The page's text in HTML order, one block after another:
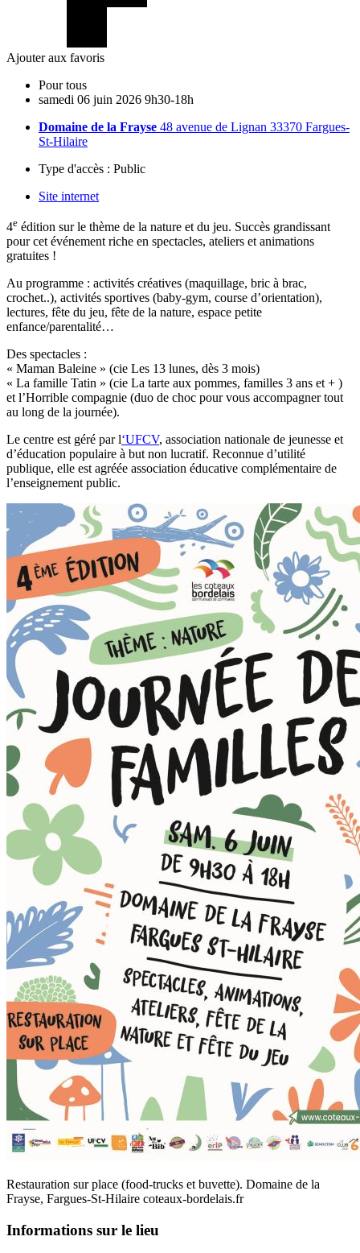
Ajouter aux favoris
Pour tous
samedi 06 juin 2026 9h30-18h
Domaine de la Frayse 48 avenue de Lignan 33370 Fargues-
St-Hilaire
Type d'accès : Public
Site internet
4e édition sur le thème de la nature et du jeu. Succès grandissant
pour cet événement riche en spectacles, ateliers et animations
gratuites !
Au programme : activités créatives (maquillage, bric à brac,
crochet..), activités sportives (baby-gym, course d’orientation),
lectures, fête du jeu, fête de la nature, espace petite
enfance/parentalité…
Des spectacles :
« Maman Baleine » (cie Les 13 lunes, dès 3 mois)
« La famille Tatin » (cie La tarte aux pommes, familles 3 ans et + )
et l’Horrible compagnie (duo de choc pour vous accompagner tout
au long de la journée).
Le centre est géré par l‘UFCV, association nationale de jeunesse et
d’éducation populaire à but non lucratif. Reconnue d’utilité
publique, elle est agréée association éducative complémentaire de
l’enseignement public.
Restauration sur place (food-trucks et buvette). Domaine de la
Frayse, Fargues-St-Hilaire coteaux-bordelais.fr
Informations sur le lieu